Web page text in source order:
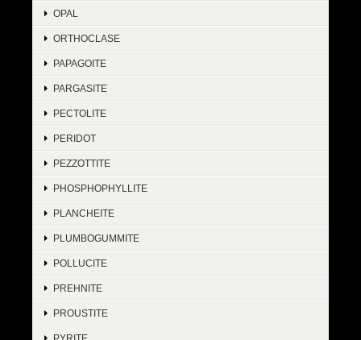
OPAL
ORTHOCLASE
PAPAGOITE
PARGASITE
PECTOLITE
PERIDOT
PEZZOTTITE
PHOSPHOPHYLLITE
PLANCHEITE
PLUMBOGUMMITE
POLLUCITE
PREHNITE
PROUSTITE
PYRITE